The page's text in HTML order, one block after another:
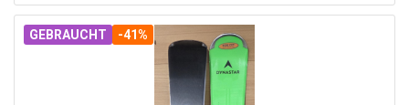
GEBRAUCHT -41%